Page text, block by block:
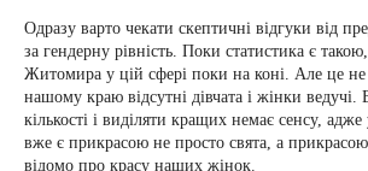
Одразу варто чекати скептичні відгуки від
за гендерну рівність. Поки статистика є
Житомира у цій сфері поки на коні. Але це
нашому краю відсутні дівчата і жінки ведучі.
кількості і виділяти кращих немає сенсу, адже
вже є прикрасою не просто свята, а
відомо про красу наших жінок.